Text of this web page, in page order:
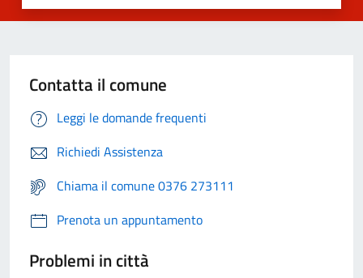
Contatta il comune
Leggi le domande frequenti
Richiedi Assistenza
Chiama il comune 0376 273111
Prenota un appuntamento
Problemi in città